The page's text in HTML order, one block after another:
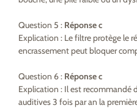
Question 5 : Réponse c
Explication : Le filtre protège le
encrassement peut bloquer
Question 6 : Réponse c
Explication : Il est recommandé
auditives 3 fois par an la